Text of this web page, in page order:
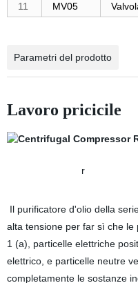
11
MV05
Parametri del prodotto
Lavoro pricicile
r
Il purificatore d'olio della
alta tensione per far sì che le
1 (a), particelle elettriche
elettrico, e particelle neutre
completamente le sostanze